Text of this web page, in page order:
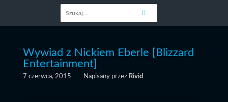
Wywiad z Nickiem Eberle [Blizzard
Entertainment]
7 czerwca, 2015 Napisany przez Rivid